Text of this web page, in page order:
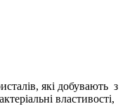
які добувають з
властивості,